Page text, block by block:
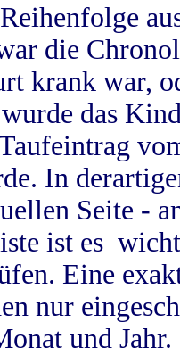
die
krank war,
das
In
Seite -
ist es
Eine
nur
und Jahr.